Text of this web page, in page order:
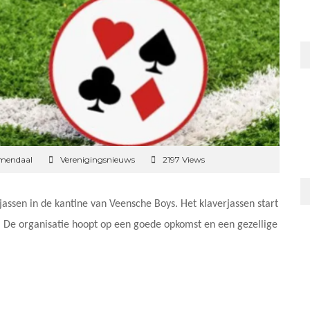
Verenigingsnieuws 2197 Views
in de kantine van Veensche Boys. Het klaverjassen start
organisatie hoopt op een goede opkomst en een gezellige